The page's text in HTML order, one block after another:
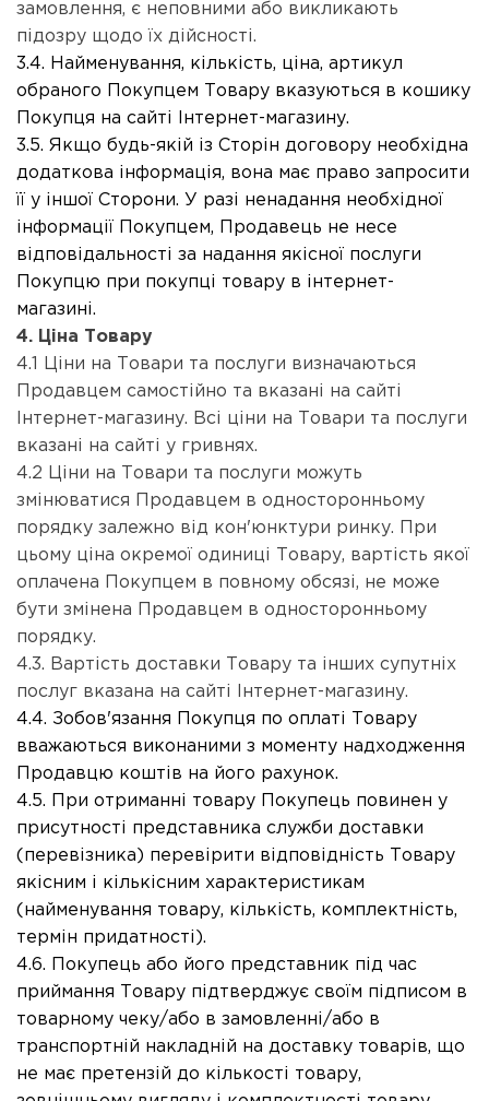
замовлення, є неповними або викликають
підозру щодо їх дійсності.
3.4. Найменування, кількість, ціна, артикул
обраного Покупцем Товару вказуються в кошику
Покупця на сайті Інтернет-магазину.
3.5. Якщо будь-якій із Сторін договору необхідна
додаткова інформація, вона має право запросити
її у іншої Сторони. У разі ненадання необхідної
інформації Покупцем, Продавець не несе
відповідальності за надання якісної послуги
Покупцю при покупці товару в інтернет-
магазині.
4. Ціна Товару
4.1 Ціни на Товари та послуги визначаються
Продавцем самостійно та вказані на сайті
Інтернет-магазину. Всі ціни на Товари та послуги
вказані на сайті у гривнях.
4.2 Ціни на Товари та послуги можуть
змінюватися Продавцем в односторонньому
порядку залежно від кон'юнктури ринку. При
цьому ціна окремої одиниці Товару, вартість якої
оплачена Покупцем в повному обсязі, не може
бути змінена Продавцем в односторонньому
порядку.
4.3. Вартість доставки Товару та інших супутніх
послуг вказана на сайті Інтернет-магазину.
4.4. Зобов'язання Покупця по оплаті Товару
вважаються виконаними з моменту надходження
Продавцю коштів на його рахунок.
4.5. При отриманні товару Покупець повинен у
присутності представника служби доставки
(перевізника) перевірити відповідність Товару
якісним і кількісним характеристикам
(найменування товару, кількість, комплектність,
термін придатності).
4.6. Покупець або його представник під час
приймання Товару підтверджує своїм підписом в
товарному чеку/або в замовленні/або в
транспортній накладній на доставку товарів, що
не має претензій до кількості товару,